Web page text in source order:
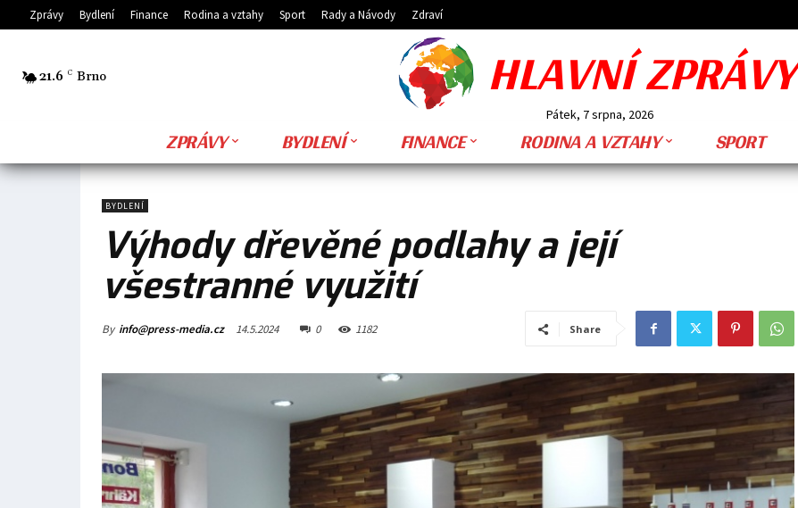
Zprávy Bydlení Finance Rodina a vztahy Sport Rady a Návody Zdraví
21.6 C Brno HLAVNÍ ZPRÁVY
Pátek, 7 srpna, 2026
ZPRÁVY BYDLENÍ FINANCE RODINA A VZTAHY SPORT
BYDLENÍ
Výhody dřevěné podlahy a její
všestranné využití
By info@press-media.cz 14.5.2024 0 1182 Share